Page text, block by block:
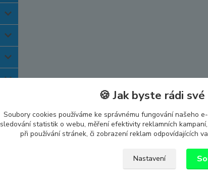
🍪 Jak byste rádi
Soubory cookies používáme ke správnému fungování našeho
sledování statistik o webu, měření efektivity reklamních
při používání stránek, či zobrazení reklam odpovídajících
Nastavení